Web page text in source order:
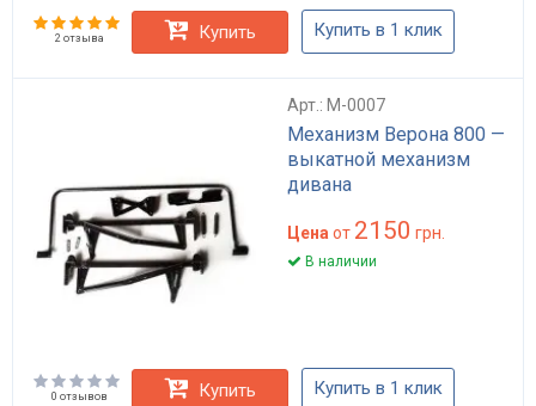
2 отзыва Купить Купить в 1 клик
Арт.: M-0007
Механизм Верона 800 —
выкатной механизм
дивана
Цена от 2150 грн.
В наличии
0 отзывов Купить Купить в 1 клик